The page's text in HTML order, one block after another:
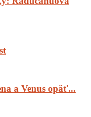
a Venus opäť...